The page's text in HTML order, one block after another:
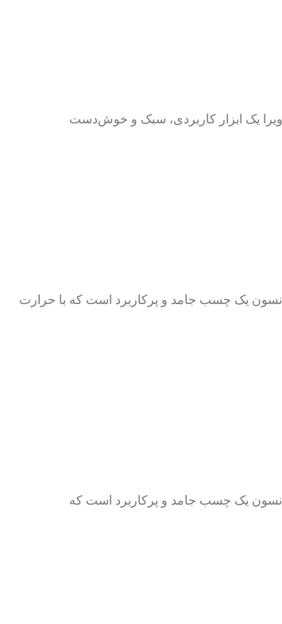
یک ابزار کاربردی، سبک و خوش‌دست
یک چسب جامد و پرکاربرد است که با حرارت
یک چسب جامد و پرکاربرد است که